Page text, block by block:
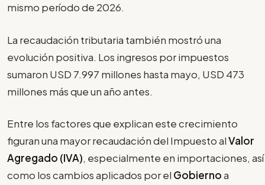
mismo período de 2026.
La recaudación tributaria también mostró una
evolución positiva. Los ingresos por impuestos
sumaron USD 7.997 millones hasta mayo, USD 473
millones más que un año antes.
Entre los factores que explican este crecimiento
figuran una mayor recaudación del Impuesto alValor
Agregado (IVA), especialmente en importaciones, así
como los cambios aplicados por el Gobiernoa